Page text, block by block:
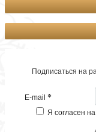
Подписаться на
E-mail *
Я согласен на